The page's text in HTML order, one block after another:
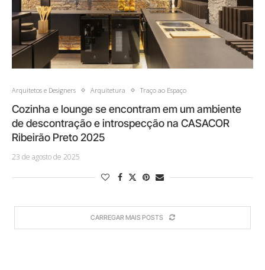
Arquitetos e Designers Arquitetura Traço ao Espaço
Cozinha e lounge se encontram em um ambiente
de descontração e introspecção na CASACOR
Ribeirão Preto 2025
23 de agosto de 2025
CARREGAR MAIS POSTS